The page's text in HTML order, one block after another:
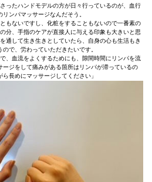
ったハンドモデルの方が日々行っているのが、血行
リンパマッサージなんだそう。
もないですし、化粧をすることもないので一番素の
分、手指のケアが直接人に与える印象も大きいと思
通して生き生きとしていたら、自身の心も生活もき
で、労わっていただきたいです。
、血流をよくするためにも、隙間時間にリンパを流
ジをして痛みがある箇所はリンパが滞っているの
長めにマッサージしてください」